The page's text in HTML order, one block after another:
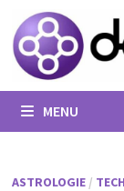
Passer
au
contenu
MENU
ASTROLOGIE/